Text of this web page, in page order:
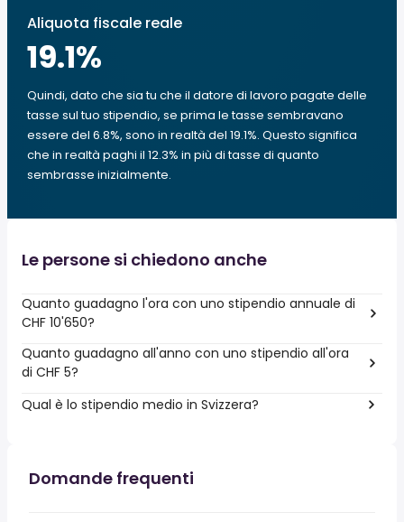
Aliquota fiscale reale
19.1%
Quindi, dato che sia tu che il datore di lavoro pagate delle
tasse sul tuo stipendio, se prima le tasse sembravano
essere del 6.8%, sono in realtà del 19.1%. Questo significa
che in realtà paghi il 12.3% in più di tasse di quanto
sembrasse inizialmente.
Le persone si chiedono anche
Quanto guadagno l'ora con uno stipendio annuale di
CHF 10'650?
Quanto guadagno all'anno con uno stipendio all'ora
di CHF 5?
Qual è lo stipendio medio in Svizzera?
Domande frequenti